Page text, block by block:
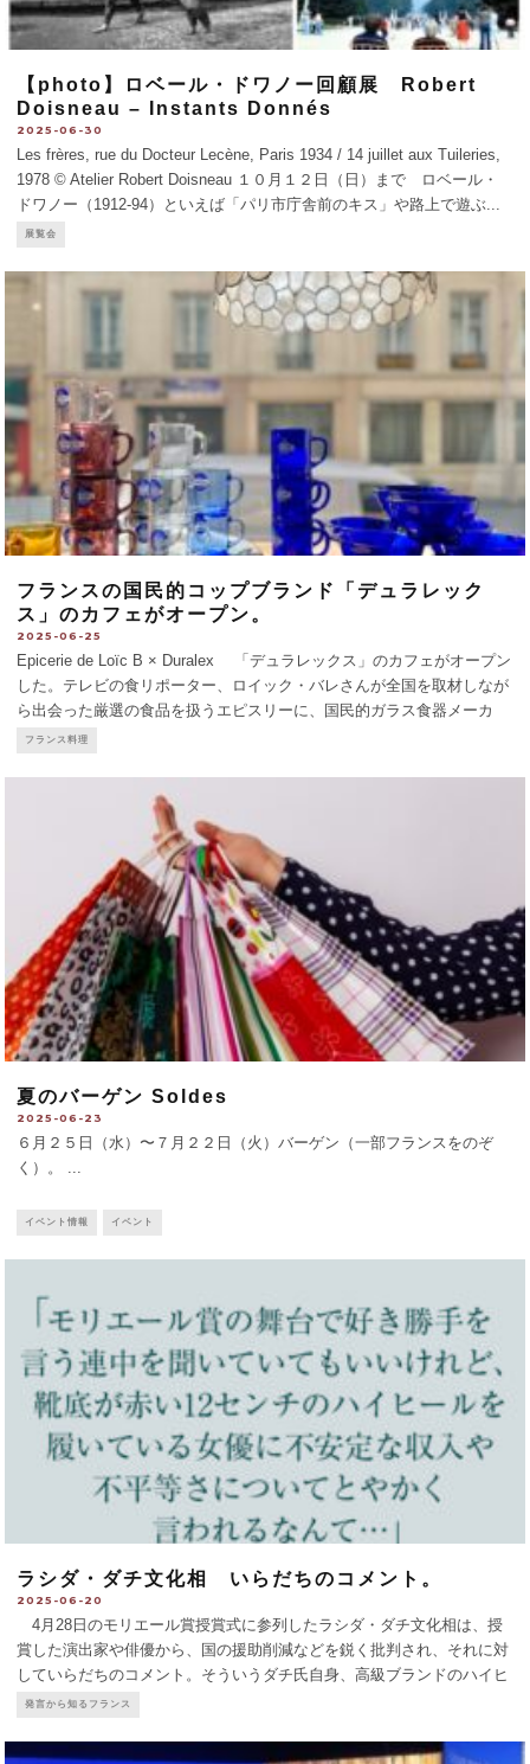
【photo】ロベール・ドワノー回顧展 Robert
Doisneau – Instants Donnés
2025-06-30
Les frères, rue du Docteur Lecène, Paris 1934 / 14 juillet aux Tuileries,
1978 © Atelier Robert Doisneau １０月１２日（日）まで ロベール・
ドワノー（1912-94）といえば「パリ市庁舎前のキス」や路上で遊ぶ...
展覧会
フランスの国民的コップブランド「デュラレック
ス」のカフェがオープン。
2025-06-25
Epicerie de Loïc B × Duralex 「デュラレックス」のカフェがオープン
した。テレビの食リポーター、ロイック・バレさんが全国を取材しなが
ら出会った厳選の食品を扱うエピスリーに、国民的ガラス食器メーカ
ー、デュラレックスのコーナーが置かれている。 朝はカフェ、昼以降
フランス料理
夏のバーゲン Soldes
2025-06-23
６月２５日（水）〜７月２２日（火）バーゲン（一部フランスをのぞ
く）。 ...
イベント情報 イベント
ラシダ・ダチ文化相 いらだちのコメント。
2025-06-20
4月28日のモリエール賞授賞式に参列したラシダ・ダチ文化相は、授
賞した演出家や俳優から、国の援助削減などを鋭く批判され、それに対
していらだちのコメント。そういうダチ氏自身、高級ブランドのハイヒ
ール姿で名高い。
発言から知るフランス